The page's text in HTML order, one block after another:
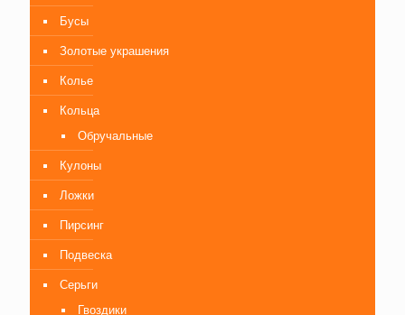
Бусы
Золотые украшения
Колье
Кольца
Обручальные
Кулоны
Ложки
Пирсинг
Подвеска
Серьги
Гвоздики